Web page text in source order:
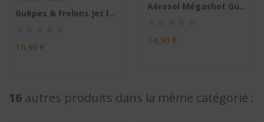
Guêpes & Frelons Jet longue portée
16,90 €
Aérosol Mégashot Guêpes et Frelons 750ML
14,90 €
16 autres produits dans la même catégorie :